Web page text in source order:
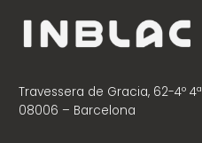
Travessera de Gracia, 62-4º 4ª
08006 – Barcelona